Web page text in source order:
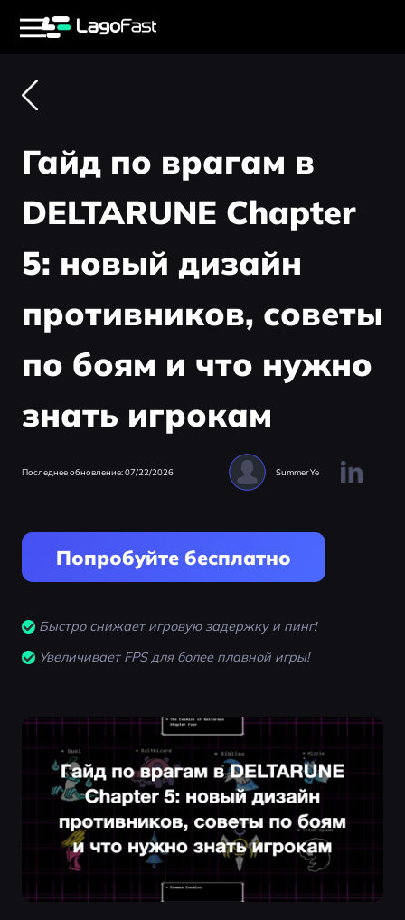
Гайд по врагам в
DELTARUNE Chapter
5: новый дизайн
противников, советы
по боям и что нужно
знать игрокам
Последнее обновление: 07/22/2026 Summer Ye
Попробуйте бесплатно
Быстро снижает игровую задержку и пинг!
Увеличивает FPS для более плавной игры!